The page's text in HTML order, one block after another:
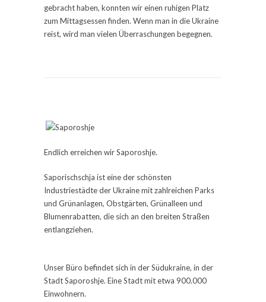
gebracht haben, konnten wir einen ruhigen Platz
zum Mittagsessen finden. Wenn man in die Ukraine
reist, wird man vielen Überraschungen begegnen.
Endlich erreichen wir Saporoshje.
Saporischschja ist eine der schönsten
Industriestädte der Ukraine mit zahlreichen Parks
und Grünanlagen, Obstgärten, Grünalleen und
Blumenrabatten, die sich an den breiten Straßen
entlangziehen.
Unser Büro befindet sich in der Südukraine, in der
Stadt Saporoshje. Eine Stadt mit etwa 900.000
Einwohnern.